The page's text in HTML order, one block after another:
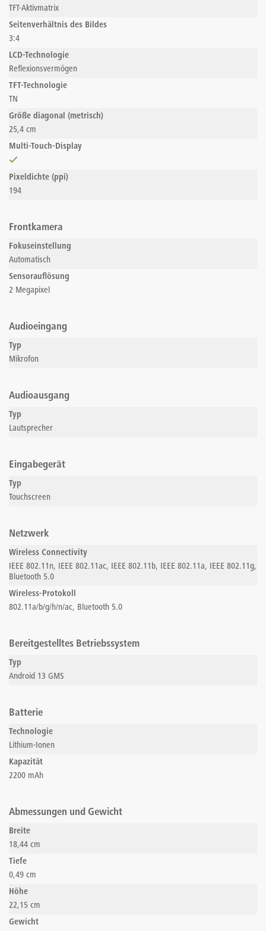
TFT-Aktivmatrix
Seitenverhältnis des Bildes
3:4
LCD-Technologie
Reflexionsvermögen
TFT-Technologie
TN
Größe diagonal (metrisch)
25,4 cm
Multi-Touch-Display
Pixeldichte (ppi)
194
Frontkamera
Fokuseinstellung
Automatisch
Sensorauflösung
2 Megapixel
Audioeingang
Typ
Mikrofon
Audioausgang
Typ
Lautsprecher
Eingabegerät
Typ
Touchscreen
Netzwerk
Wireless Connectivity
IEEE 802.11n, IEEE 802.11ac, IEEE 802.11b, IEEE 802.11a, IEEE 802.11g,
Bluetooth 5.0
Wireless-Protokoll
802.11a/b/g/h/n/ac, Bluetooth 5.0
Bereitgestelltes Betriebssystem
Typ
Android 13 GMS
Batterie
Technologie
Lithium-Ionen
Kapazität
2200 mAh
Abmessungen und Gewicht
Breite
18,44 cm
Tiefe
0,49 cm
Höhe
22,15 cm
Gewicht